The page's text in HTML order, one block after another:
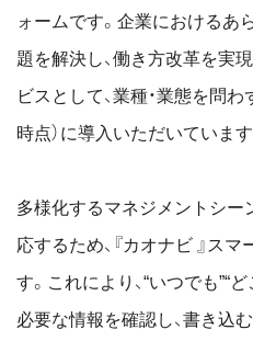
ォームです。企業におけるあ
題を解決し、働き⽅改⾰を実
ビスとして、業種・業態を問
時点）に導⼊いただいています
多様化するマネジメントシー
応するため、『カオナビ 』ス
す。これにより、“いつでも”“
必要な情報を確認し、書き込